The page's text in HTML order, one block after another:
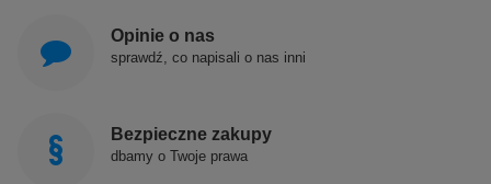
Opinie o nas
sprawdź, co napisali o nas inni
Bezpieczne zakupy
dbamy o Twoje prawa